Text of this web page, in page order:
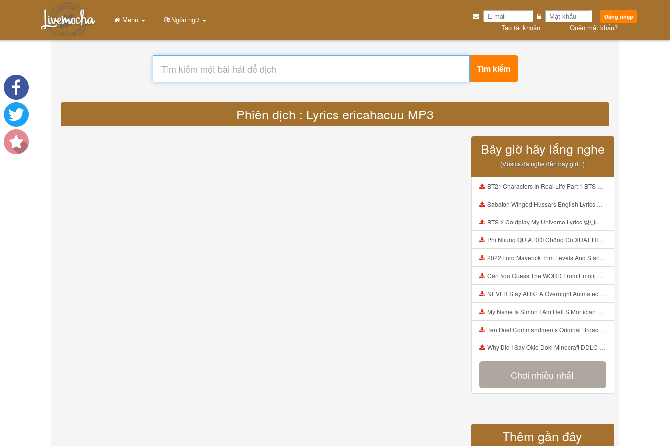
Đăng nhập
Tạo tài khoản Quên mật khẩu?
Menu Ngôn ngữ
Tìm kiếm
Phiên dịch : Lyrics ericahacuu MP3
Bây giờ hãy lắng nghe
(Musics đã nghe đến bây giờ ..)
BT21 Characters In Real Life Part 1 BTS AND BT21 방탄소년단 BT21 BT21아가들은 아빠조아 따라쟁이들 BTS Vs BT21 Mp3
Sabaton Winged Hussars English Lyrics Mp3
BTS X Coldplay My Universe Lyrics 방탄소년단 콜드플레이 My Universe 가사 Color Coded Lyrics Han Rom Eng Mp3
Phi Nhung QU A ĐỜI Chồng Cũ XUẤT HIỆN Khóc Hối Hận Vì Làm Điều KHỦNG KHIẾP Với Cô Mp3
2022 Ford Maverick Trim Levels And Standard Features Explained Mp3
Can You Guess The WORD From Emojii COMPOUND WORD EMOJII CHALLENGE 90 PEOPLE FAIL Guess Mp3
NEVER Stay At IKEA Overnight Animated SCP 3008 Horror Story Mp3
My Name Is Simon I Am Hell S Mortician And I Am Going To Kill God Creepypasta Mp3
Ten Duel Commandments Original Broadway Cast Of Hamilton Lyrics Mp3
Why Did I Say Okie Doki Minecraft DDLC Animated Music Video Song By The Stupendium Mp3
Chơi nhiều nhất
Thêm gần đây